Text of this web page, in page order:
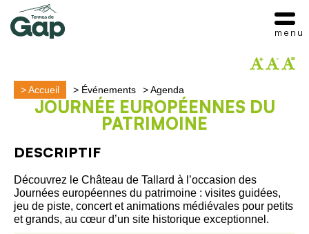
>Accueil > Événements >Agenda
JOURNÉE EUROPÉENNES DU
PATRIMOINE
DESCRIPTIF
Découvrez le Château de Tallard à l’occasion des
Journées européennes du patrimoine : visites guidées,
jeu de piste, concert et animations médiévales pour petits
et grands, au cœur d’un site historique exceptionnel.
menu